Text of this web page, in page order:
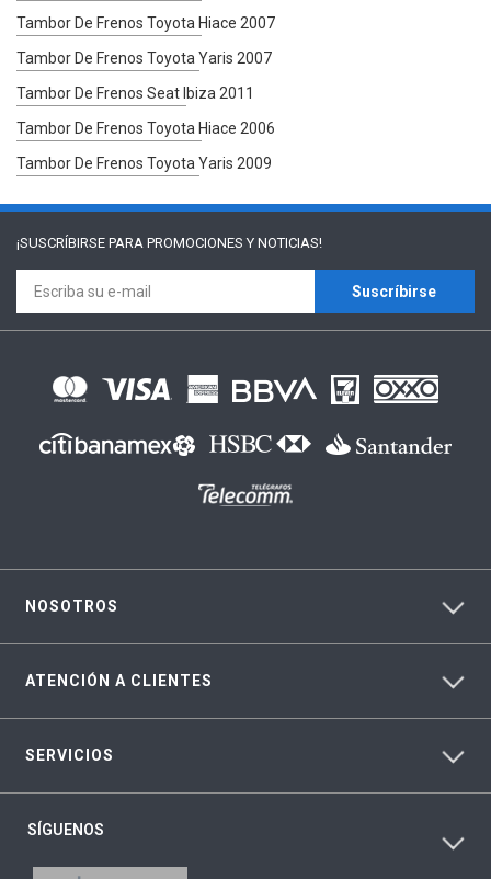
Tambor De Frenos Toyota Hiace 2007
Tambor De Frenos Toyota Yaris 2007
Tambor De Frenos Seat Ibiza 2011
Tambor De Frenos Toyota Hiace 2006
Tambor De Frenos Toyota Yaris 2009
¡SUSCRÍBIRSE PARA PROMOCIONES Y NOTICIAS!
Suscríbirse
NOSOTROS
ATENCIÓN A CLIENTES
SERVICIOS
SÍGUENOS